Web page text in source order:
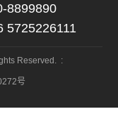
8899890
5725226111
Reserved. :
号